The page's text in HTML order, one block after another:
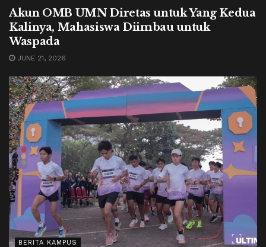
Akun OMB UMN Diretas untuk Yang Kedua
Kalinya, Mahasiswa Diimbau untuk
Waspada
JUNE 21, 2026
BERITA KAMPUS